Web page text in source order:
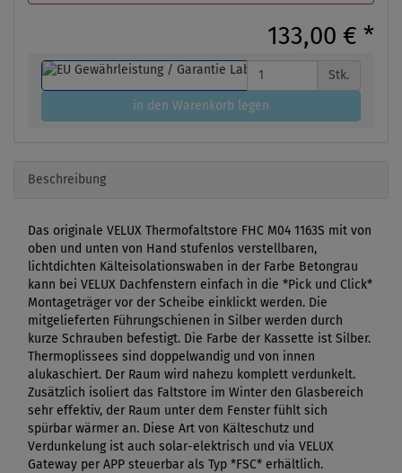
133,00 € *
Stk.
in den Warenkorb legen
Beschreibung
Das originale VELUX Thermofaltstore FHC M04 1163S mit von
oben und unten von Hand stufenlos verstellbaren,
lichtdichten Kälteisolationswaben in der Farbe Betongrau
kann bei VELUX Dachfenstern einfach in die *Pick und Click*
Montageträger vor der Scheibe einklickt werden. Die
mitgelieferten Führungschienen in Silber werden durch
kurze Schrauben befestigt. Die Farbe der Kassette ist Silber.
Thermoplissees sind doppelwandig und von innen
alukaschiert. Der Raum wird nahezu komplett verdunkelt.
Zusätzlich isoliert das Faltstore im Winter den Glasbereich
sehr effektiv, der Raum unter dem Fenster fühlt sich
spürbar wärmer an. Diese Art von Kälteschutz und
Verdunkelung ist auch solar-elektrisch und via VELUX
Gateway per APP steuerbar als Typ *FSC* erhältlich.